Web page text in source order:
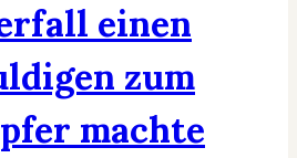
einen
zum
machte